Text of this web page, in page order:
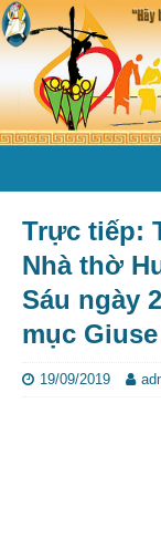
Trực tiếp:
Nhà thờ
Sáu ngày
mục
19/09/2019